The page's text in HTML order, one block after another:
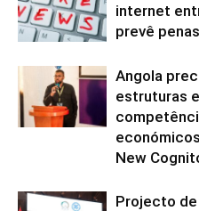
internet
prevê
Angola
estruturas
New
Projecto